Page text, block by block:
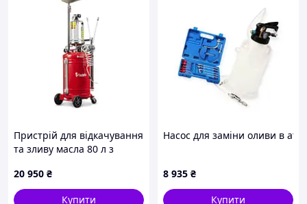
Пристрій для відкачування
та зливу масла 80 л з
20 950 ₴
Купити
Насос для заміни оливи в
8 935 ₴
Купити